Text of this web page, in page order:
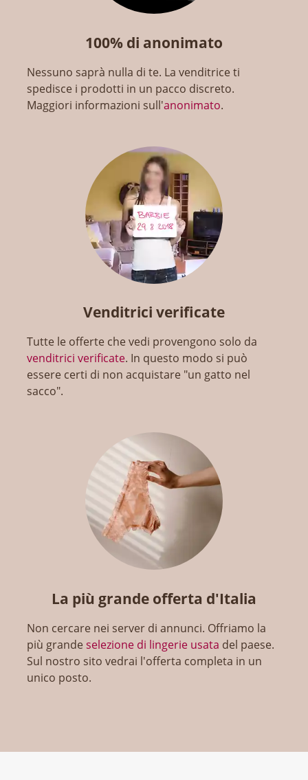
100% di anonimato
Nessuno saprà nulla di te. La venditrice ti
spedisce i prodotti in un pacco discreto.
Maggiori informazioni sull'anonimato.
Venditrici verificate
Tutte le offerte che vedi provengono solo da
venditrici verificate. In questo modo si può
essere certi di non acquistare "un gatto nel
sacco".
La più grande offerta d'Italia
Non cercare nei server di annunci. Offriamo la
più grandeselezione di lingerie usata del paese.
Sul nostro sito vedrai l'offerta completa in un
unico posto.